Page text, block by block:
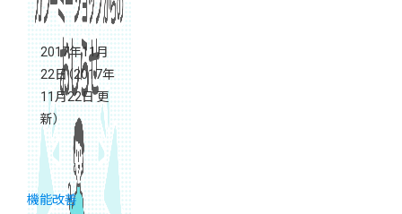
2017年11月
22日（2017年
11月22日 更
新）
機能改善